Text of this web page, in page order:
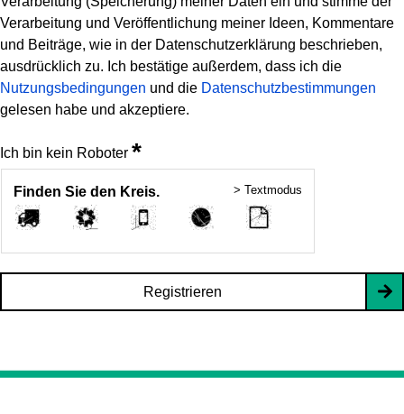
Verarbeitung und Veröffentlichung meiner Ideen, Kommentare
und Beiträge, wie in der Datenschutzerklärung beschrieben,
ausdrücklich zu. Ich bestätige außerdem, dass ich die
Nutzungsbedingungen und die Datenschutzbestimmungen
gelesen habe und akzeptiere.
Ich bin kein Roboter *
Finden Sie den Kreis. > Textmodus
Registrieren